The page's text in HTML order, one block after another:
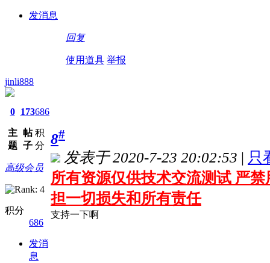
发消息
回复
使用道具 举报
jinli888
0
主
题
173
帖
子
686
积
分
高级会员
积分
686
发消
息
8#
发表于 2020-7-23 20:02:53 | 只
所有资源仅供技术交流测试 严
担一切损失和所有责任
支持一下啊